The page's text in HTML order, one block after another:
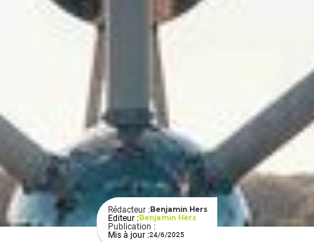
Rédacteur :Benjamin Hers
Editeur :Benjamin Hers
Publication :
Mis à jour :24/6/2025